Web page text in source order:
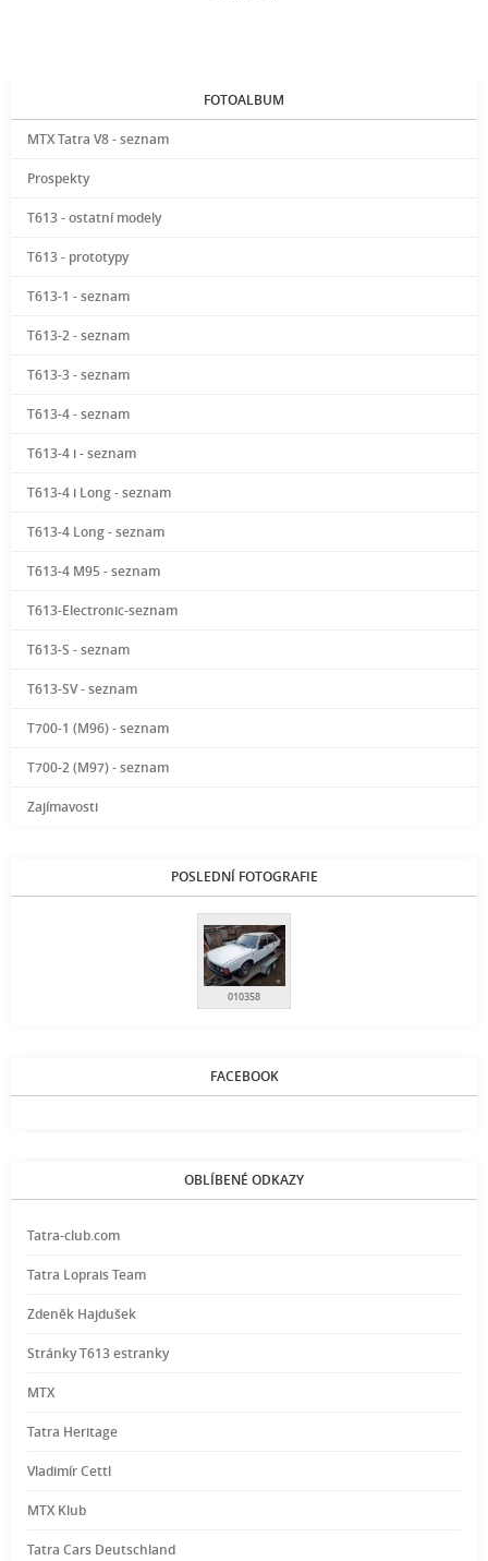
FOTOALBUM
MTX Tatra V8 - seznam
Prospekty
T613 - ostatní modely
T613 - prototypy
T613-1 - seznam
T613-2 - seznam
T613-3 - seznam
T613-4 - seznam
T613-4 i - seznam
T613-4 i Long - seznam
T613-4 Long - seznam
T613-4 M95 - seznam
T613-Electronic-seznam
T613-S - seznam
T613-SV - seznam
T700-1 (M96) - seznam
T700-2 (M97) - seznam
Zajímavosti
POSLEDNÍ FOTOGRAFIE
010358
FACEBOOK
OBLÍBENÉ ODKAZY
Tatra-club.com
Tatra Loprais Team
Zdeněk Hajdušek
Stránky T613 estranky
MTX
Tatra Heritage
Vladimír Cettl
MTX Klub
Tatra Cars Deutschland